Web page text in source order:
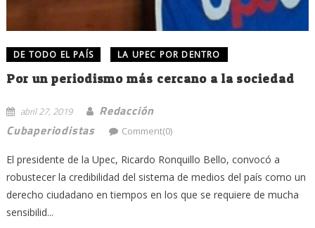
DE TODO EL PAÍS LA UPEC POR DENTRO
Por un periodismo más cercano a la sociedad
abril 27, 2019
Redacción
Cubaperiodistas
Comment(0)
El presidente de la Upec, Ricardo Ronquillo Bello, convocó a
robustecer la credibilidad del sistema de medios del país como un
derecho ciudadano en tiempos en los que se requiere de mucha
sensibilid...